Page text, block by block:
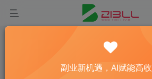
揭秘最适合上班族的热门副业项目
副业新机遇，AI赋能高